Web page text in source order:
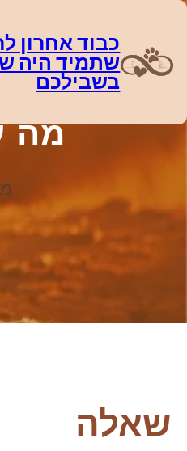
לדלג
כבוד אחרון
שתמיד היה
בשבילכם
מה
שאלה